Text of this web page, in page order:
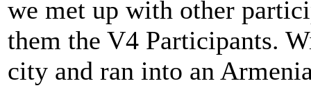
we met up with other
them the V4 Participants.
city and ran into an